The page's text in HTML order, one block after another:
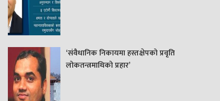
‘संवैधानिक निकायमा हस्तक्षेपको प्रवृति
लोकतन्त्रमाथिको प्रहार’